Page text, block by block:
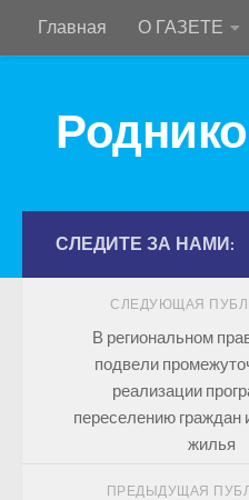
Перейти к содержимому
Главная О ГАЗЕТЕ
СЛЕДИТЕ ЗА НАМИ:
СЛЕДУЮЩАЯ
В региональном
подвели
реализации
переселению граждан
жилья
ПРЕДЫДУЩАЯ